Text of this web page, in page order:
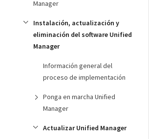
Manager
Instalación, actualización y
eliminación del software Unified
Manager
Información general del
proceso de implementación
Ponga en marcha Unified
Manager
Actualizar Unified Manager